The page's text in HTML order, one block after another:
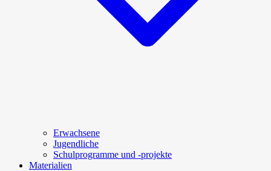
Erwachsene
Jugendliche
Schulprogramme und -projekte
Materialien